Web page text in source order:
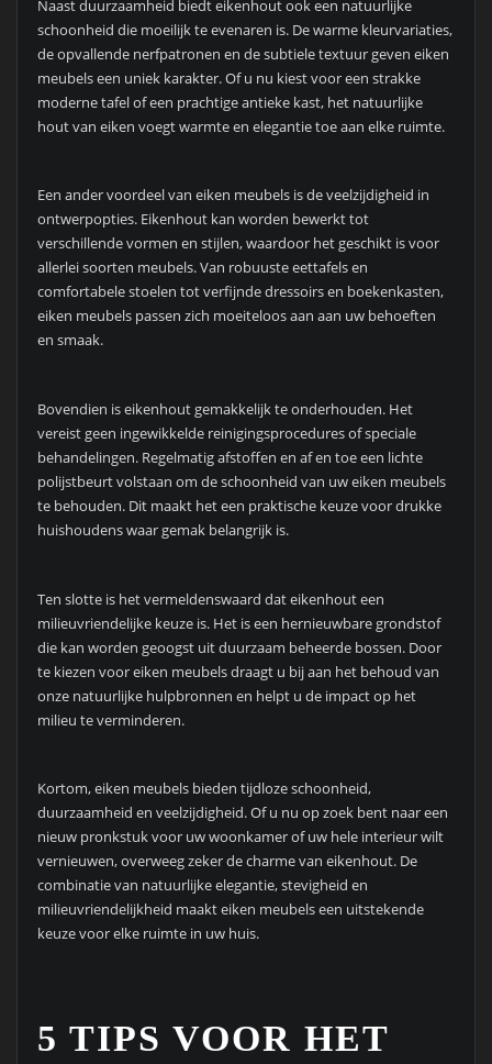
Naast duurzaamheid biedt eikenhout ook een natuurlijke
schoonheid die moeilijk te evenaren is. De warme kleurvariaties,
de opvallende nerfpatronen en de subtiele textuur geven eiken
meubels een uniek karakter. Of u nu kiest voor een strakke
moderne tafel of een prachtige antieke kast, het natuurlijke
hout van eiken voegt warmte en elegantie toe aan elke ruimte.
Een ander voordeel van eiken meubels is de veelzijdigheid in
ontwerpopties. Eikenhout kan worden bewerkt tot
verschillende vormen en stijlen, waardoor het geschikt is voor
allerlei soorten meubels. Van robuuste eettafels en
comfortabele stoelen tot verfijnde dressoirs en boekenkasten,
eiken meubels passen zich moeiteloos aan aan uw behoeften
en smaak.
Bovendien is eikenhout gemakkelijk te onderhouden. Het
vereist geen ingewikkelde reinigingsprocedures of speciale
behandelingen. Regelmatig afstoffen en af en toe een lichte
polijstbeurt volstaan om de schoonheid van uw eiken meubels
te behouden. Dit maakt het een praktische keuze voor drukke
huishoudens waar gemak belangrijk is.
Ten slotte is het vermeldenswaard dat eikenhout een
milieuvriendelijke keuze is. Het is een hernieuwbare grondstof
die kan worden geoogst uit duurzaam beheerde bossen. Door
te kiezen voor eiken meubels draagt u bij aan het behoud van
onze natuurlijke hulpbronnen en helpt u de impact op het
milieu te verminderen.
Kortom, eiken meubels bieden tijdloze schoonheid,
duurzaamheid en veelzijdigheid. Of u nu op zoek bent naar een
nieuw pronkstuk voor uw woonkamer of uw hele interieur wilt
vernieuwen, overweeg zeker de charme van eikenhout. De
combinatie van natuurlijke elegantie, stevigheid en
milieuvriendelijkheid maakt eiken meubels een uitstekende
keuze voor elke ruimte in uw huis.
5 TIPS VOOR HET